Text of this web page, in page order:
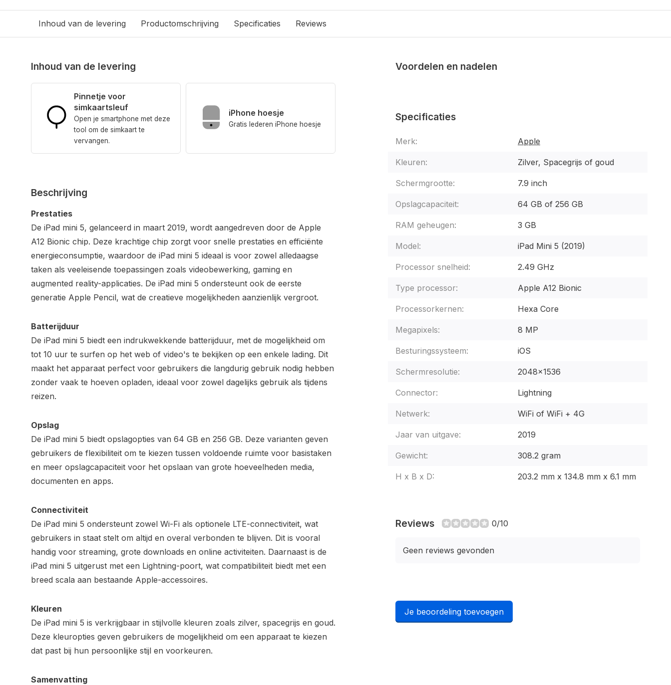
Inhoud van de levering Productomschrijving Specificaties Reviews
Inhoud van de levering
Pinnetje voor
simkaartsleuf
Open je smartphone met deze
tool om de simkaart te
vervangen.
iPhone hoesje
Gratis lederen iPhone hoesje
Beschrijving
Prestaties
De iPad mini 5, gelanceerd in maart 2019, wordt aangedreven door de Apple
A12 Bionic chip. Deze krachtige chip zorgt voor snelle prestaties en efficiënte
energieconsumptie, waardoor de iPad mini 5 ideaal is voor zowel alledaagse
taken als veeleisende toepassingen zoals videobewerking, gaming en
augmented reality-applicaties. De iPad mini 5 ondersteunt ook de eerste
generatie Apple Pencil, wat de creatieve mogelijkheden aanzienlijk vergroot.
Batterijduur
De iPad mini 5 biedt een indrukwekkende batterijduur, met de mogelijkheid om
tot 10 uur te surfen op het web of video's te bekijken op een enkele lading. Dit
maakt het apparaat perfect voor gebruikers die langdurig gebruik nodig hebben
zonder vaak te hoeven opladen, ideaal voor zowel dagelijks gebruik als tijdens
reizen.
Opslag
De iPad mini 5 biedt opslagopties van 64 GB en 256 GB. Deze varianten geven
gebruikers de flexibiliteit om te kiezen tussen voldoende ruimte voor basistaken
en meer opslagcapaciteit voor het opslaan van grote hoeveelheden media,
documenten en apps.
Connectiviteit
De iPad mini 5 ondersteunt zowel Wi-Fi als optionele LTE-connectiviteit, wat
gebruikers in staat stelt om altijd en overal verbonden te blijven. Dit is vooral
handig voor streaming, grote downloads en online activiteiten. Daarnaast is de
iPad mini 5 uitgerust met een Lightning-poort, wat compatibiliteit biedt met een
breed scala aan bestaande Apple-accessoires.
Kleuren
De iPad mini 5 is verkrijgbaar in stijlvolle kleuren zoals zilver, spacegrijs en goud.
Deze kleuropties geven gebruikers de mogelijkheid om een apparaat te kiezen
dat past bij hun persoonlijke stijl en voorkeuren.
Samenvatting
Voordelen en nadelen
Specificaties
Merk: Apple
Kleuren: Zilver, Spacegrijs of goud
Schermgrootte: 7.9 inch
Opslagcapaciteit: 64 GB of 256 GB
RAM geheugen: 3 GB
Model: iPad Mini 5 (2019)
Processor snelheid: 2.49 GHz
Type processor: Apple A12 Bionic
Processorkernen: Hexa Core
Megapixels: 8 MP
Besturingssysteem: iOS
Schermresolutie: 2048x1536
Connector: Lightning
Netwerk: WiFi of WiFi + 4G
Jaar van uitgave: 2019
Gewicht: 308.2 gram
H x B x D: 203.2 mm x 134.8 mm x 6.1 mm
Reviews 0/10
Geen reviews gevonden
Je beoordeling toevoegen